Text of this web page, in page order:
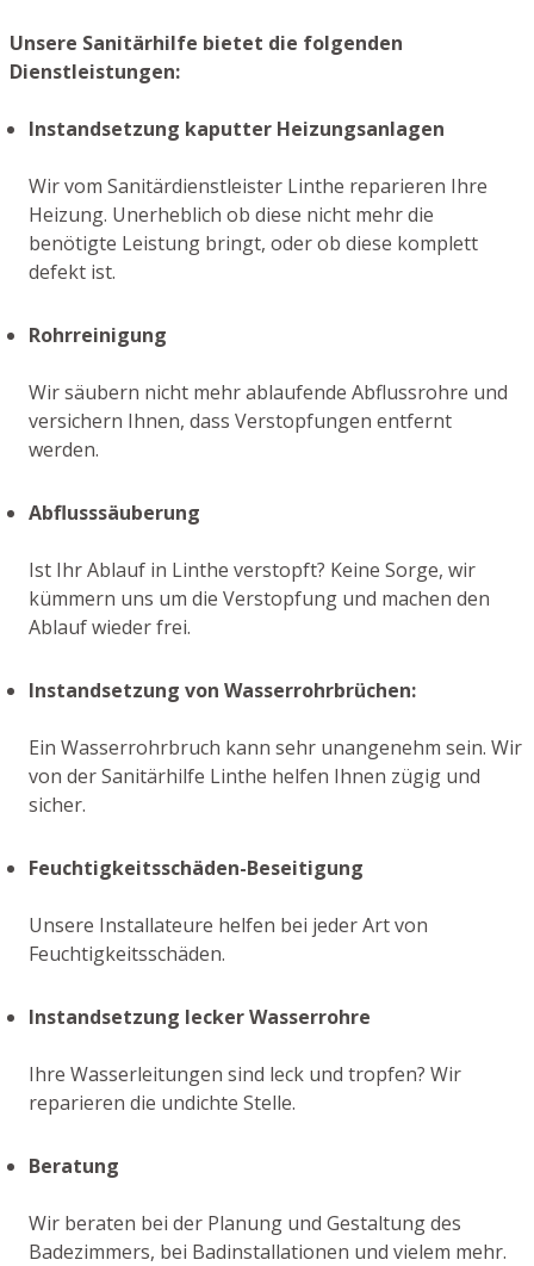
Unsere Sanitärhilfe bietet die folgenden
Dienstleistungen:
Instandsetzung kaputter Heizungsanlagen
Wir vom Sanitärdienstleister Linthe reparieren Ihre
Heizung. Unerheblich ob diese nicht mehr die
benötigte Leistung bringt, oder ob diese komplett
defekt ist.
Rohrreinigung
Wir säubern nicht mehr ablaufende Abflussrohre und
versichern Ihnen, dass Verstopfungen entfernt
werden.
Abflusssäuberung
Ist Ihr Ablauf in Linthe verstopft? Keine Sorge, wir
kümmern uns um die Verstopfung und machen den
Ablauf wieder frei.
Instandsetzung von Wasserrohrbrüchen:
Ein Wasserrohrbruch kann sehr unangenehm sein. Wir
von der Sanitärhilfe Linthe helfen Ihnen zügig und
sicher.
Feuchtigkeitsschäden-Beseitigung
Unsere Installateure helfen bei jeder Art von
Feuchtigkeitsschäden.
Instandsetzung lecker Wasserrohre
Ihre Wasserleitungen sind leck und tropfen? Wir
reparieren die undichte Stelle.
Beratung
Wir beraten bei der Planung und Gestaltung des
Badezimmers, bei Badinstallationen und vielem mehr.